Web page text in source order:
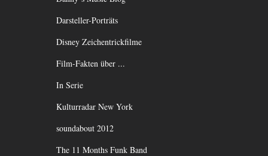
Darsteller-Porträts
Disney Zeichentrickfilme
Film-Fakten über ...
In Serie
Kulturradar New York
soundabout 2012
The 11 Months Funk Band